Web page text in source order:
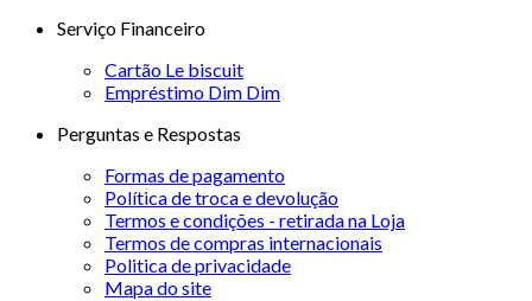
Serviço Financeiro
Cartão Le biscuit
Empréstimo Dim Dim
Perguntas e Respostas
Formas de pagamento
Política de troca e devolução
Termos e condições - retirada na Loja
Termos de compras internacionais
Politica de privacidade
Mapa do site